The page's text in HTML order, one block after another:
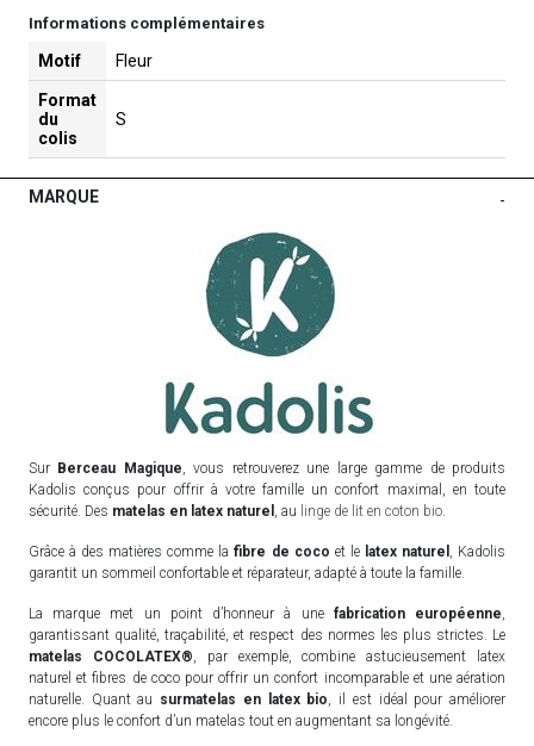
Informations complémentaires
Motif Fleur
Format
du
colis
S
MARQUE -
Sur Berceau Magique, vous retrouverez une large gamme de produits
Kadolis conçus pour offrir à votre famille un confort maximal, en toute
sécurité. Des matelas en latex naturel , au linge de lit en coton bio.
Grâce à des matières comme lafibre de coco et le latex naturel , Kadolis
garantit un sommeil confortable et réparateur, adapté à toute la famille.
La marque met un point d’honneur à une fabrication européenne,
garantissant qualité, traçabilité, et respect des normes les plus strictes. Le
matelas COCOLATEX®, par exemple, combine astucieusement latex
naturel et fibres de coco pour offrir un confort incomparable et une aération
naturelle. Quant au surmatelas en latex bio, il est idéal pour améliorer
encore plus le confort d’un matelas tout en augmentant sa longévité.